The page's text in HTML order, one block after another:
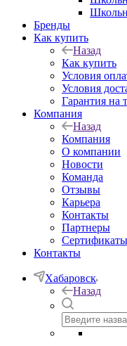
Бренды
Как купить
Назад
Как купить
Условия
Условия
Гарантия на
Компания
Назад
Компания
О компании
Новости
Команда
Отзывы
Карьера
Контакты
Партнеры
Сертификаты
Контакты
Хабаровск
Назад